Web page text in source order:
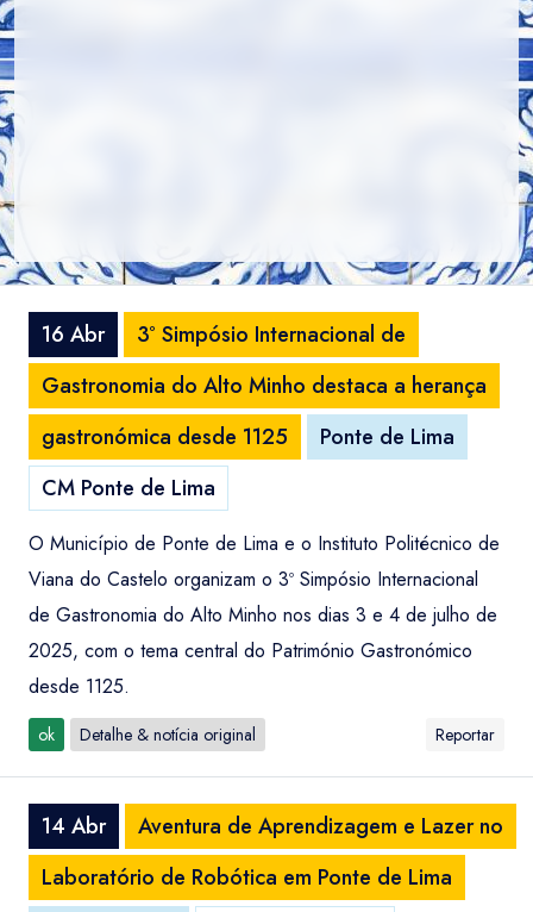
16 Abr
3º Simpósio Internacional de
Gastronomia do Alto Minho destaca a herança
gastronómica desde 1125
Ponte de Lima
CM Ponte de Lima
O Município de Ponte de Lima e o Instituto Politécnico de
Viana do Castelo organizam o 3º Simpósio Internacional
de Gastronomia do Alto Minho nos dias 3 e 4 de julho de
2025, com o tema central do Património Gastronómico
desde 1125.
ok Detalhe & notícia original Reportar
14 Abr
Aventura de Aprendizagem e Lazer no
Laboratório de Robótica em Ponte de Lima